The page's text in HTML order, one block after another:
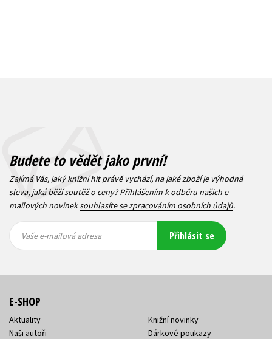
Budete to vědět jako první!
Zajímá Vás, jaký knižní hit právě vychází, na jaké zboží je výhodná
sleva, jaká běží soutěž o ceny? Přihlášením k odběru našich e-
mailových novineksouhlasíte se zpracováním osobních údajů.
mailová
mailová
Vaše e-mailová adresa Přihlásit se
E-SHOP
Aktuality
Naši autoři
Knižní novinky
Dárkové poukazy